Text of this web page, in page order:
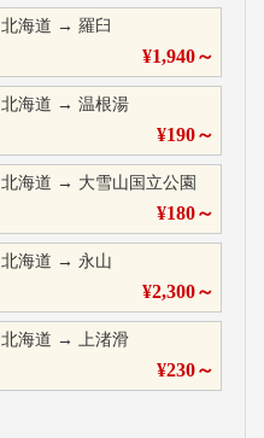
北海道 →羅臼
¥1,940～
北海道 →温根湯
¥190～
北海道 → 大雪山国立公園
¥180～
北海道 → 永山
¥2,300～
北海道 →上渚滑
¥230～